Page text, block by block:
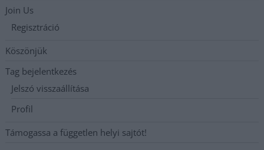
Join Us
Regisztráció
Köszönjük
Tag bejelentkezés
Jelszó visszaállítása
Profil
Támogassa a független helyi sajtót!